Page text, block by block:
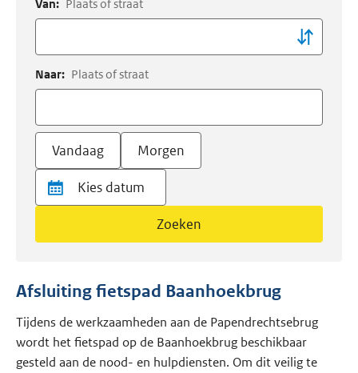
Van: Plaats of straat
Naar: Plaats of straat
Vandaag Morgen
Zoeken
Afsluiting fietspad Baanhoekbrug
Tijdens de werkzaamheden aan de Papendrechtsebrug
wordt het fietspad op de Baanhoekbrug beschikbaar
gesteld aan de nood- en hulpdiensten. Om dit veilig te